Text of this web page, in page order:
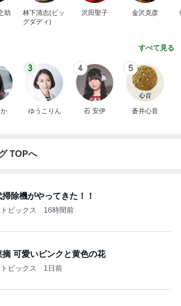
助
林下清志(ビッ
グダディ)
沢田聖子 金沢克彦
すべて見る
3
ゆうこりん
4
石 安伊
5
蒼井心音
TOPへ
除機がやってきた！！
ピックス 16時間前
摘 可愛いピンクと黄色の花
ピックス 1日前